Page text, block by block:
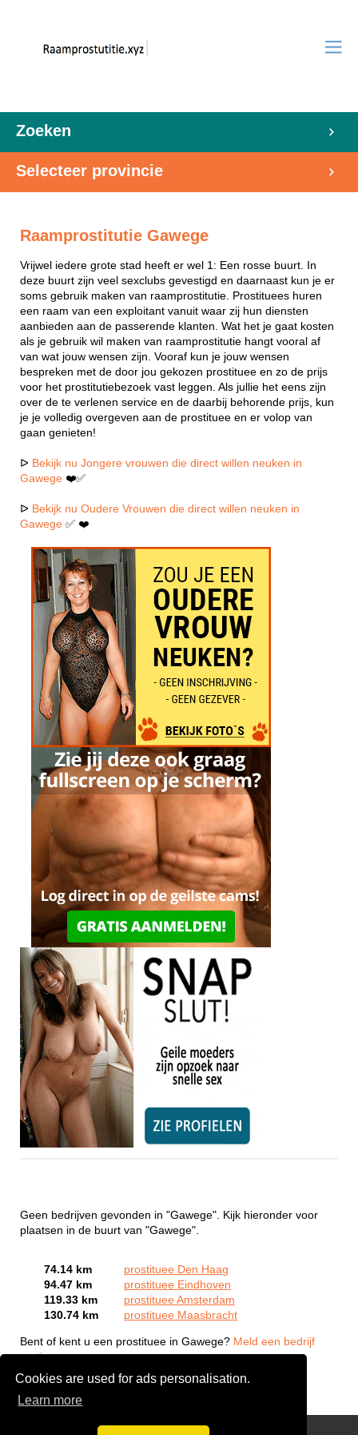
Cookies are used for ads personalisation.
Learn more
Zoeken
Selecteer provincie
Raamprostitutie Gawege
Vrijwel iedere grote stad heeft er wel 1: Een rosse buurt. In
deze buurt zijn veel sexclubs gevestigd en daarnaast kun je er
soms gebruik maken van raamprostitutie. Prostituees huren
een raam van een exploitant vanuit waar zij hun diensten
aanbieden aan de passerende klanten. Wat het je gaat kosten
als je gebruik wil maken van raamprostitutie hangt vooral af
van wat jouw wensen zijn. Vooraf kun je jouw wensen
bespreken met de door jou gekozen prostituee en zo de prijs
voor het prostitutiebezoek vast leggen. Als jullie het eens zijn
over de te verlenen service en de daarbij behorende prijs, kun
je je volledig overgeven aan de prostituee en er volop van
gaan genieten!
ᐅ Bekijk nu Jongere vrouwen die direct willen neuken in
Gawege ❤️✅
ᐅ Bekijk nu Oudere Vrouwen die direct willen neuken in
Gawege ✅ ❤️
Geen bedrijven gevonden in "Gawege". Kijk hieronder voor
plaatsen in de buurt van "Gawege".
74.14 km
prostituee Den Haag
94.47 km
prostituee Eindhoven
119.33 km
prostituee Amsterdam
130.74 km
prostituee Maasbracht
Bent of kent u een prostituee in Gawege? Meld een bedrijf
gratis aan